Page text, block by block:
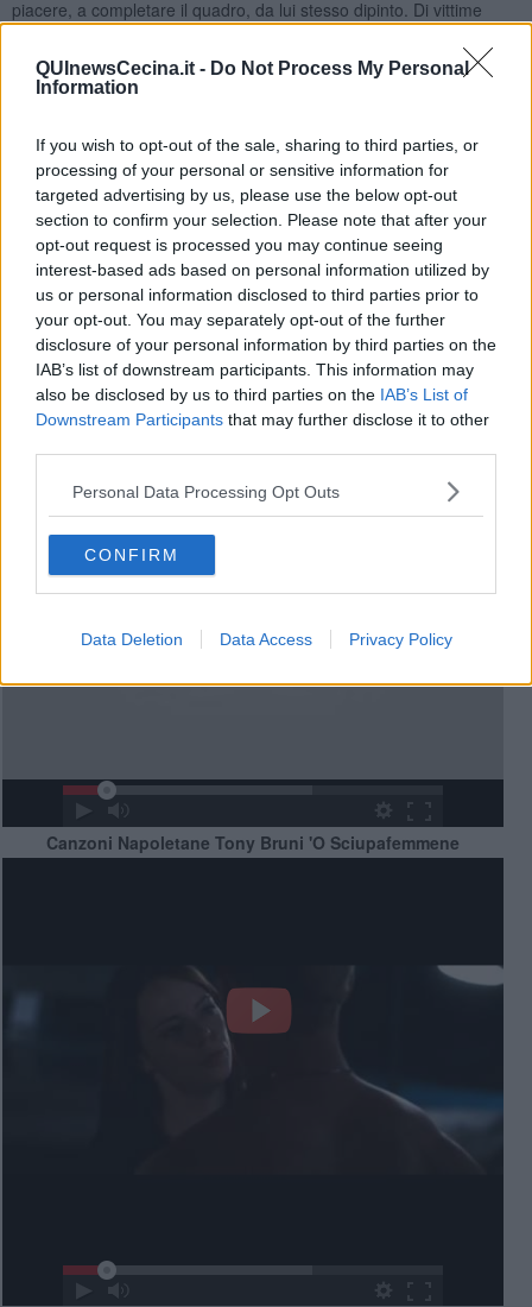
QUInewsCecina.it - Do Not Process My Personal
Information
If you wish to opt-out of the sale, sharing to third parties, or
processing of your personal or sensitive information for
targeted advertising by us, please use the below opt-out
section to confirm your selection. Please note that after your
opt-out request is processed you may continue seeing
interest-based ads based on personal information utilized by
us or personal information disclosed to third parties prior to
your opt-out. You may separately opt-out of the further
disclosure of your personal information by third parties on the
IAB’s list of downstream participants. This information may
also be disclosed by us to third parties on the IAB’s List of
Downstream Participants that may further disclose it to other
Personal Data Processing Opt Outs
CONFIRM
Data Deletion Data Access Privacy Policy
piacere, a completare il quadro, da lui stesso dipinto. Di vittime
Jack ne ha fatte tante, speriamo almeno si sia divertito.
Malena ...
Se vuoi leggere le notizie principali della Toscana iscriviti alla
Newsletter QUInews - ToscanaMedia.Arriva gratis tutti i giorni
alle 20:00 direttamente nella tua casella di posta.
Basta cliccareQUI
Videogallery
Canzoni Napoletane Tony Bruni 'O Sciupafemmene